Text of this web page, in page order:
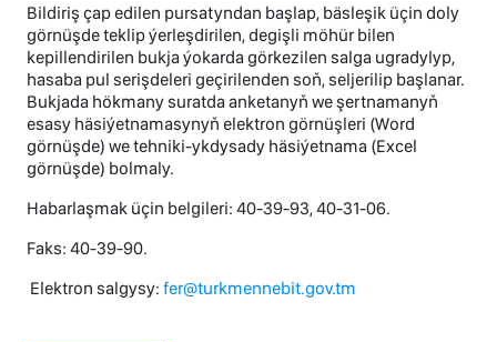
Bildiriş çap edilen pursatyndan başlap, bäsleşik üçin doly
görnüşde teklip ýerleşdirilen, degişli möhür bilen
kepillendirilen bukja ýokarda görkezilen salga ugradylyp,
hasaba pul serişdeleri geçirilenden soň, seljerilip başlanar.
Bukjada hökmany suratda anketanyň we şertnamanyň
esasy häsiýetnamasynyň elektron görnüşleri (Word
görnüşde) we tehniki-ykdysady häsiýetnama (Excel
görnüşde) bolmaly.
Habarlaşmak üçin belgileri: 40-39-93, 40-31-06.
Faks: 40-39-90.
Elektron salgysy: fer@turkmennebit.gov.tm